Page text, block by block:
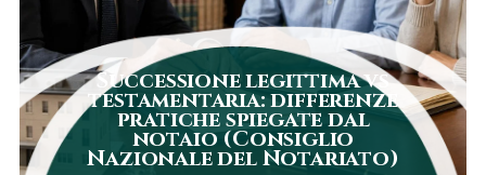
Successione legittima vs
testamentaria: differenze
pratiche spiegate dal
notaio (Consiglio
Nazionale del Notariato)